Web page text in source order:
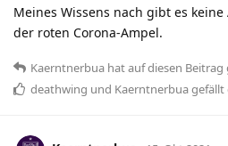
Meines Wissens nach gibt es
der roten Corona-Ampel.
Kaerntnerbua hatauf diesen
deathwing und Kaerntnerbuagefällt